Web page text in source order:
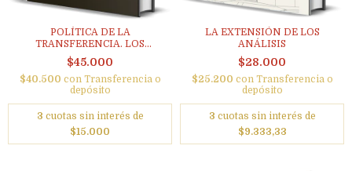
POLÍTICA DE LA
TRANSFERENCIA. LOS
CUATRO...
$45.000
$40.500 con Transferencia o
depósito
3 cuotas sin interés de
$15.000
LA EXTENSIÓN DE LOS
ANÁLISIS
$28.000
$25.200 con Transferencia o
depósito
3 cuotas sin interés de
$9.333,33